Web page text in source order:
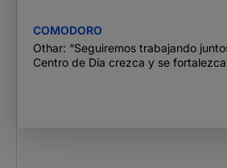
COMODORO
Othar: “Seguiremos trabajando
Centro de Día crezca y se